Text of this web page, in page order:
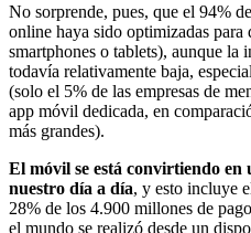
No sorprende, pues, que el 94%
online haya sido optimizadas para
smartphones o tablets), aunque la
todavía relativamente baja,
(solo el 5% de las empresas de
app móvil dedicada, en
más grandes).
El móvil se está convirtiendo
nuestro día a día, y esto incluye
28% de los 4.900 millones de
el mundo se realizó desde un